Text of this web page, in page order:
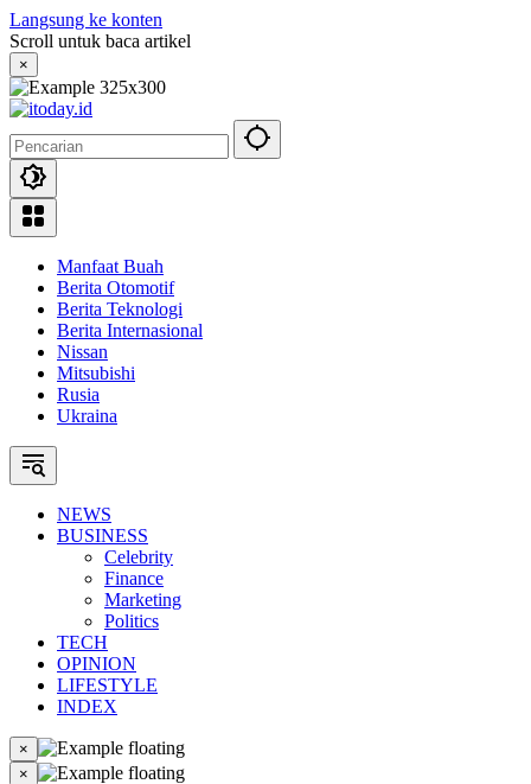
Langsung ke konten
Scroll untuk baca artikel
×
Manfaat Buah
Berita Otomotif
Berita Teknologi
Berita Internasional
Nissan
Mitsubishi
Rusia
Ukraina
NEWS
BUSINESS
Celebrity
Finance
Marketing
Politics
TECH
OPINION
LIFESTYLE
INDEX
×
×